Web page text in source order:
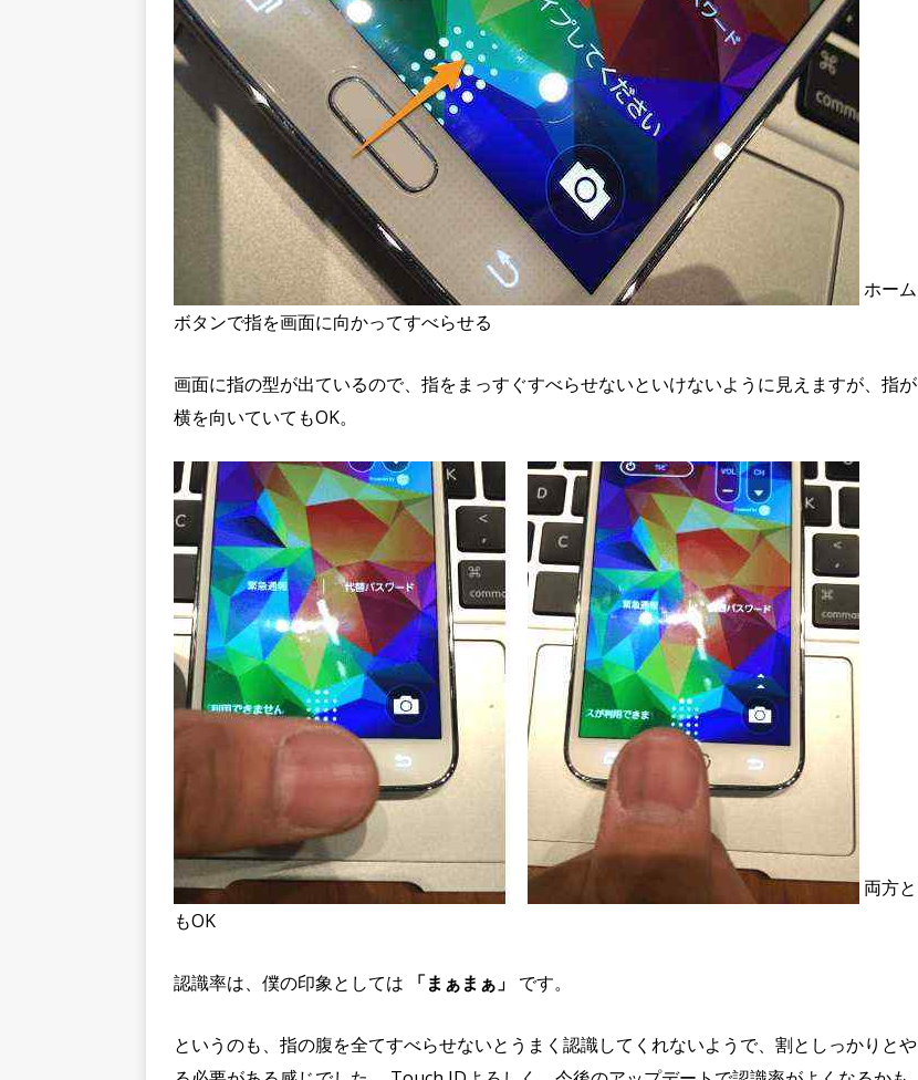
ホーム
ボタンで指を画面に向かってすべらせる
画面に指の型が出ているので、指をまっすぐすべらせないといけないように見えますが、指が
横を向いていてもOK。
両方と
もOK
認識率は、僕の印象としては 「まぁまぁ」 です。
というのも、指の腹を全てすべらせないとうまく認識してくれないようで、割としっかりとや